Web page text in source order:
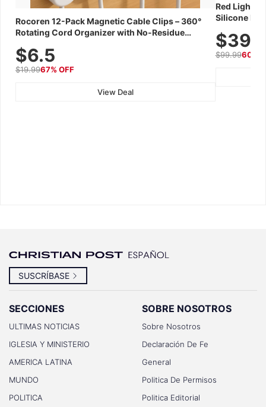
Rocoren 12-Pack Magnetic Cable Clips – 360°
Rotating Cord Organizer with No-Residue
Wall, Car & Office, White
$6.5
$19.9967% OFF
View Deal
Red Light
Silicone
$99.9960%
SUSCRÍBASE
SECCIONES
ULTIMAS NOTICIAS
IGLESIA Y MINISTERIO
AMERICA LATINA
MUNDO
POLITICA
SOBRE NOSOTROS
Sobre Nosotros
Declaración De Fe
General
Politica De Permisos
Politica Editorial